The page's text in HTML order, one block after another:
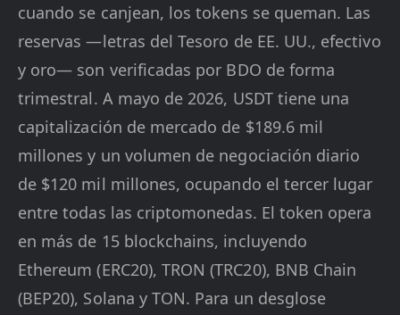
cuando se canjean, los tokens se queman. Las
reservas —letras del Tesoro de EE. UU., efectivo
y oro— son verificadas por BDO de forma
trimestral. A mayo de 2026, USDT tiene una
capitalización de mercado de $189.6 mil
millones y un volumen de negociación diario
de $120 mil millones, ocupando el tercer lugar
entre todas las criptomonedas. El token opera
en más de 15 blockchains, incluyendo
Ethereum (ERC20), TRON (TRC20), BNB Chain
(BEP20), Solana y TON. Para un desglose